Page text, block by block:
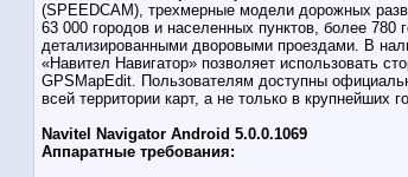
(SPEEDCAM), трехмерные модели дорожных
63 000 городов и населенных пунктов, более
детализированными дворовыми проездами. В
«Навител Навигатор» позволяет использовать
GPSMapEdit. Пользователям доступны
всей территории карт, а не только в крупнейших
Navitel Navigator Android 5.0.0.1069
Аппаратные требования: